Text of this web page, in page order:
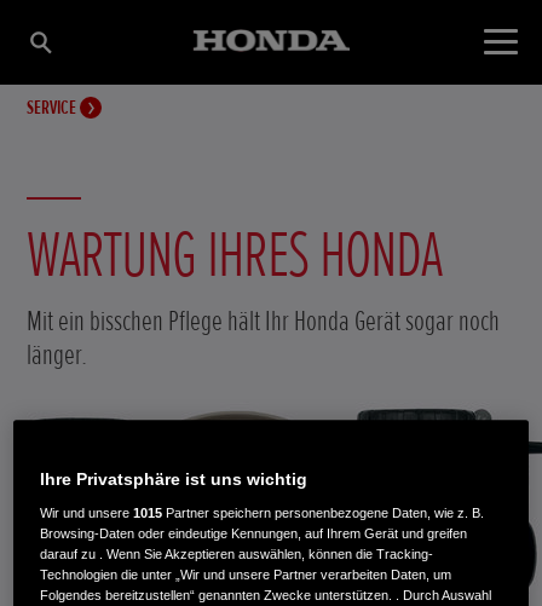
SERVICE
WARTUNG IHRES HONDA
Mit ein bisschen Pflege hält Ihr Honda Gerät sogar noch
länger.
Ihre Privatsphäre ist uns wichtig
Wir und unsere1015 Partner speichern personenbezogene Daten, wie z. B.
Browsing-Daten oder eindeutige Kennungen, auf Ihrem Gerät und greifen
darauf zu . Wenn Sie Akzeptieren auswählen, können die Tracking-
Technologien die unter „Wir und unsere Partner verarbeiten Daten, um
Folgendes bereitzustellen“ genannten Zwecke unterstützen. . Durch Auswahl